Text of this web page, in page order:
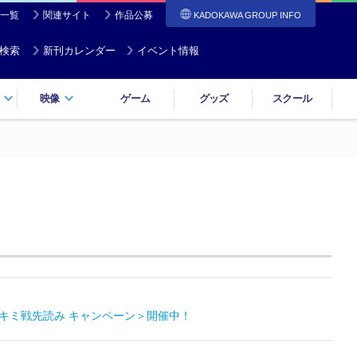
覧 関連サイト 作品公募 KADOKAWA GROUP INFO
索 新刊カレンダー イベント情報
映像 ゲーム グッズ スクール
戦先読み キャンペーン＞開催中！